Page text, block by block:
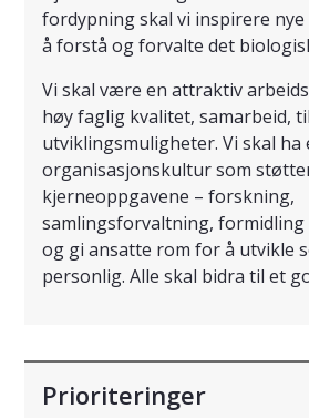
fordypning skal vi inspirere
å forstå og forvalte det
Vi skal være en attraktiv
høy faglig kvalitet, samarbeid,
utviklingsmuligheter. Vi skal ha
organisasjonskultur som
kjerneoppgavene – forskning,
samlingsforvaltning,
og gi ansatte rom for å utvikle
personlig. Alle skal bidra til et
Prioriteringer